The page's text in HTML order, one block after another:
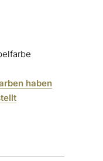
haben